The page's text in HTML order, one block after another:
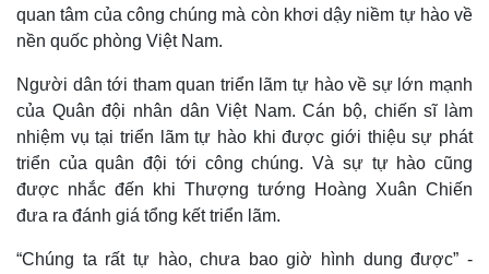
quan tâm của công chúng mà còn khơi dậy niềm tự hào về
nền quốc phòng Việt Nam.
Người dân tới tham quan triển lãm tự hào về sự lớn mạnh
của Quân đội nhân dân Việt Nam. Cán bộ, chiến sĩ làm
nhiệm vụ tại triển lãm tự hào khi được giới thiệu sự phát
triển của quân đội tới công chúng. Và sự tự hào cũng
được nhắc đến khi Thượng tướng Hoàng Xuân Chiến
đưa ra đánh giá tổng kết triển lãm.
“Chúng ta rất tự hào, chưa bao giờ hình dung được” -